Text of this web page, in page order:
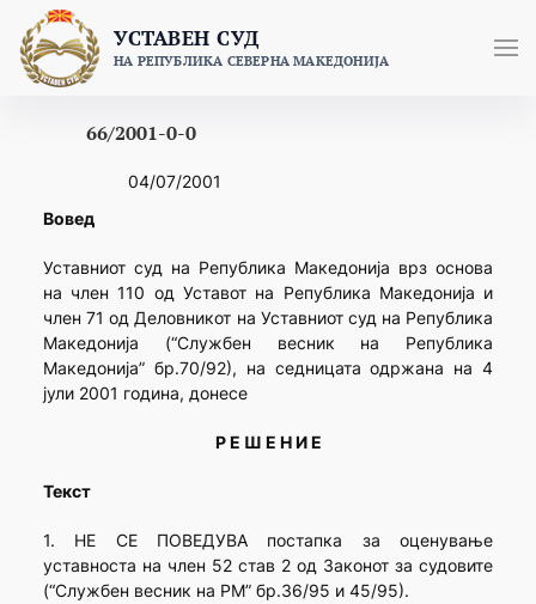
content
УСТАВЕН СУД
НА РЕПУБЛИКА СЕВЕРНА МАКЕДОНИЈА
66/2001-0-0
04/07/2001
Вовед
Уставниот суд на Република Македонија врз основа
на член 110 од Уставот на Република Македонија и
член 71 од Деловникот на Уставниот суд на Република
Македонија (“Службен весник на Република
Македонија” бр.70/92), на седницата одржана на 4
јули 2001 година, донесе
Р Е Ш Е Н И Е
Текст
1. НЕ СЕ ПОВЕДУВА постапка за оценување
уставноста на член 52 став 2 од Законот за судовите
(“Службен весник на РМ” бр.36/95 и 45/95).